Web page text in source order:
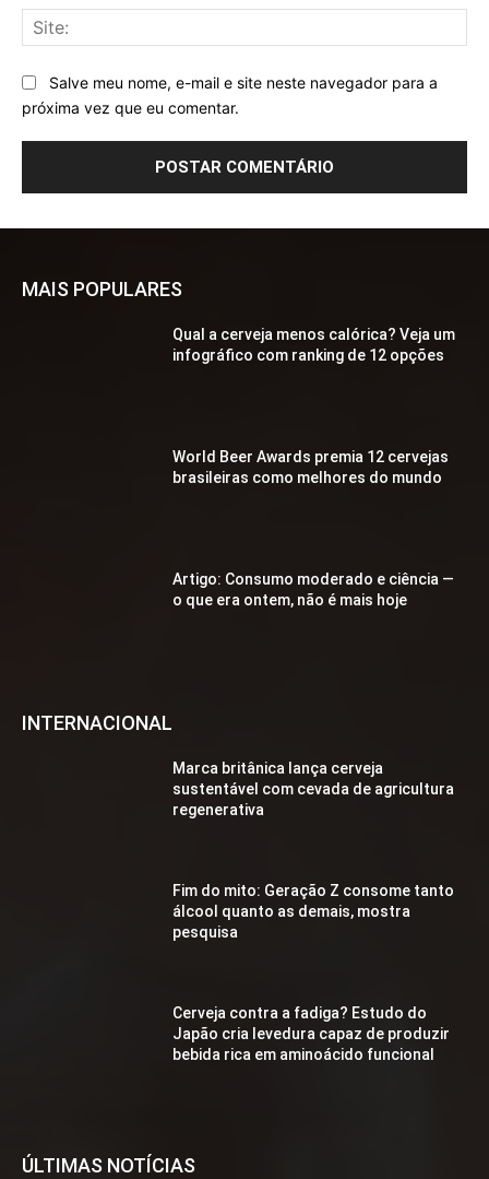
Salve meu nome, e-mail e site neste navegador para a
próxima vez que eu comentar.
MAIS POPULARES
Qual a cerveja menos calórica? Veja um
infográfico com ranking de 12 opções
World Beer Awards premia 12 cervejas
brasileiras como melhores do mundo
Artigo: Consumo moderado e ciência —
o que era ontem, não é mais hoje
INTERNACIONAL
Marca britânica lança cerveja
sustentável com cevada de agricultura
regenerativa
Fim do mito: Geração Z consome tanto
álcool quanto as demais, mostra
pesquisa
Cerveja contra a fadiga? Estudo do
Japão cria levedura capaz de produzir
bebida rica em aminoácido funcional
ÚLTIMAS NOTÍCIAS